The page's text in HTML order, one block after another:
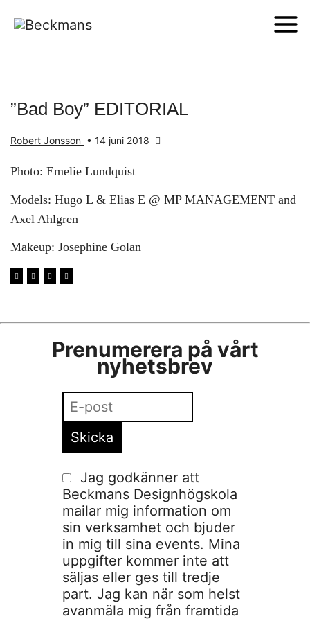
”Bad Boy” EDITORIAL
Robert Jonsson • 14 juni 2018
Photo: Emelie Lundquist
Models: Hugo L & Elias E @ MP MANAGEMENT and
Axel Ahlgren
Makeup: Josephine Golan
Prenumerera på vårt
nyhetsbrev
Jag godkänner att
Beckmans Designhögskola
mailar mig information om
sin verksamhet och bjuder
in mig till sina events. Mina
uppgifter kommer inte att
säljas eller ges till tredje
part. Jag kan när som helst
avanmäla mig från framtida